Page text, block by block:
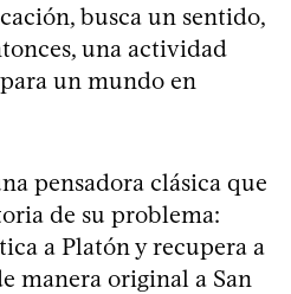
busca un sentido,
una actividad
un mundo en
pensadora clásica que
de su problema:
a Platón y recupera a
manera original a San